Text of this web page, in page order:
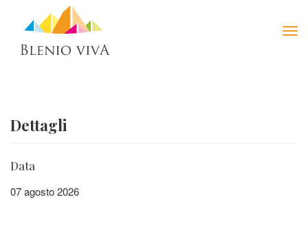
Dettagli
Data
07 agosto 2026